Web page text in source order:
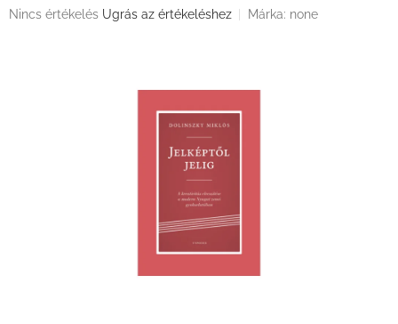
A
Nincs értékelés Ugrás az értékeléshez Márka: none